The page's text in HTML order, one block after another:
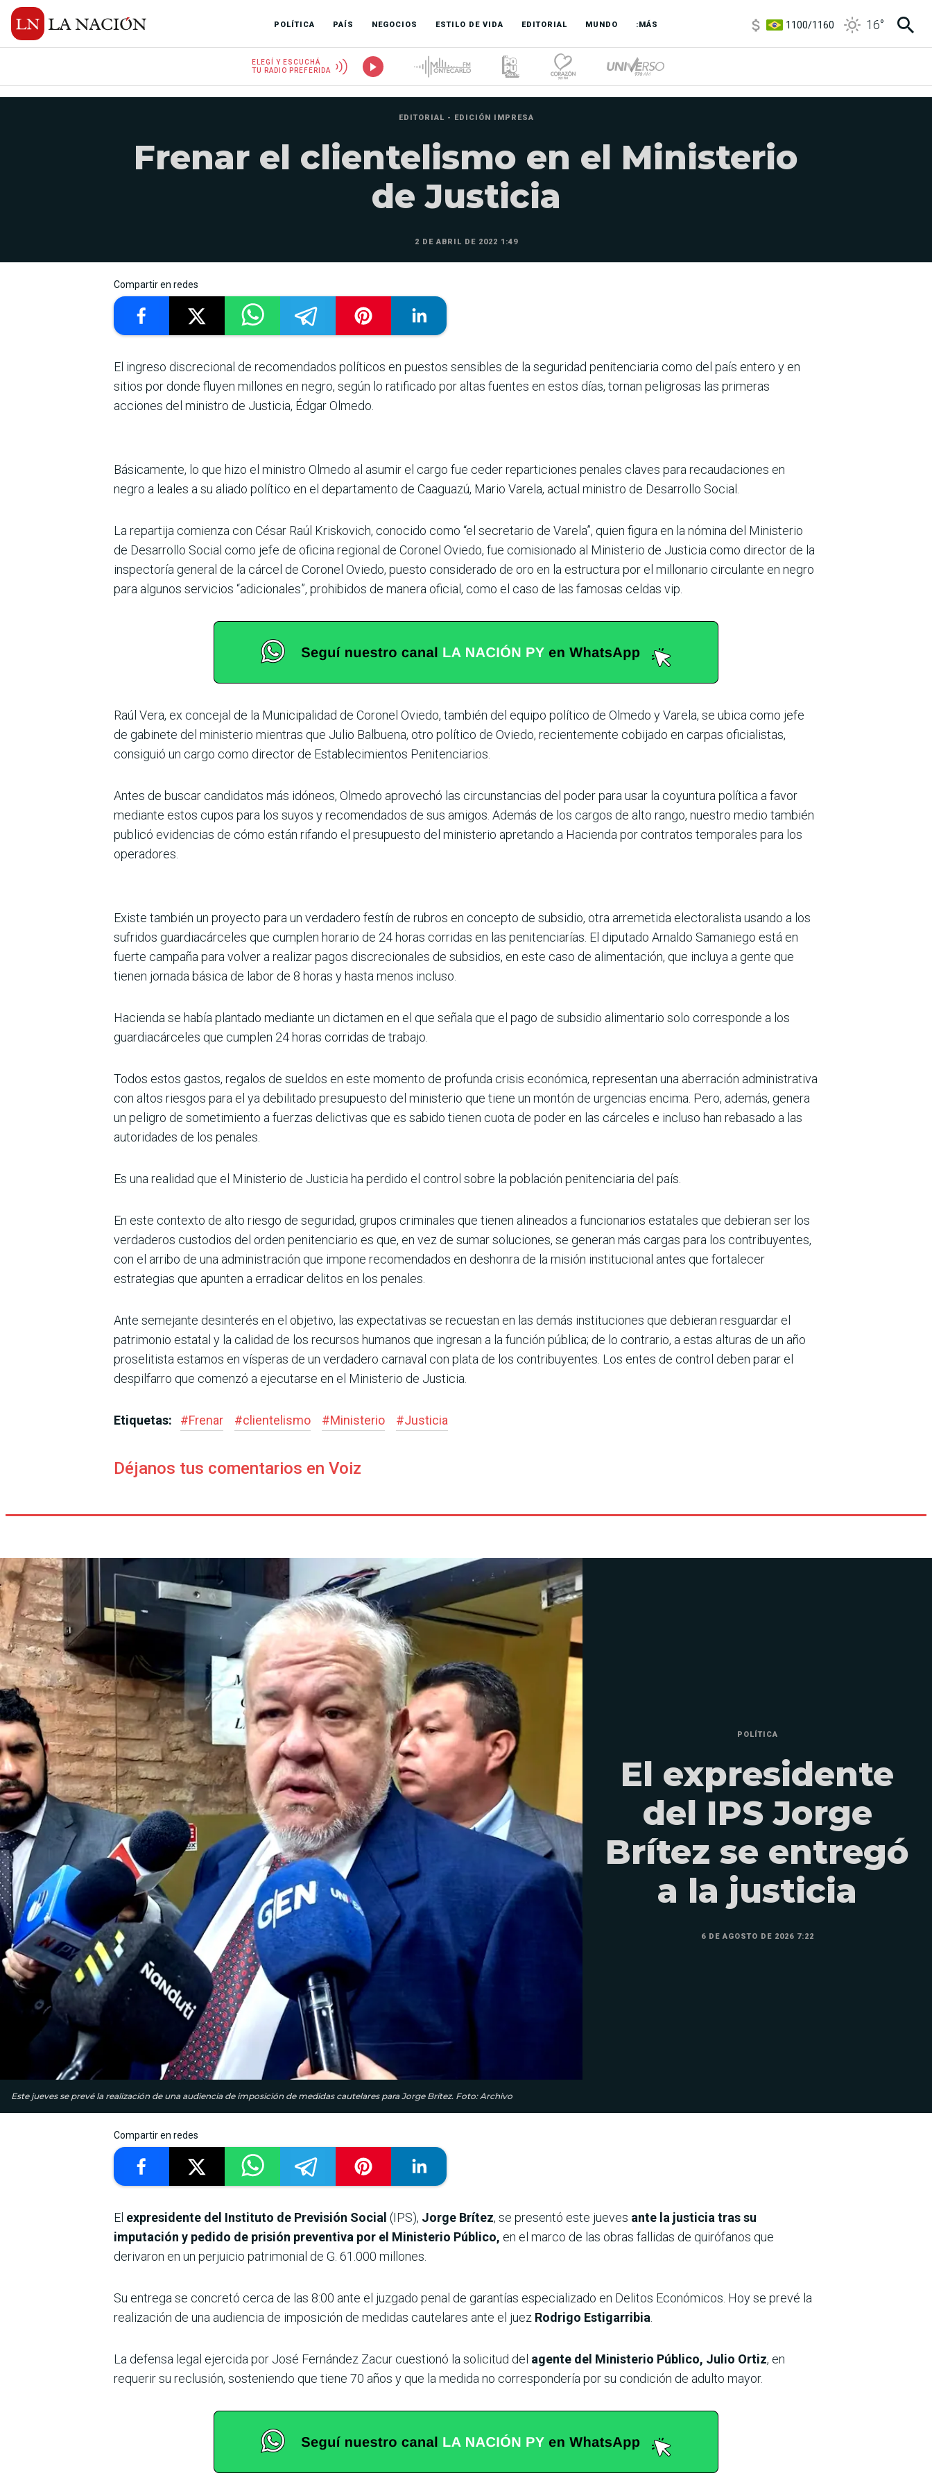
POLÍTICA PAÍS NEGOCIOS ESTILO DE VIDA EDITORIAL MUNDO :MÁS
3,8/4
6850/7200
16°
ELEGÍ Y ESCUCHÁ
TU RADIO PREFERIDA
EDITORIAL - EDICIÓN IMPRESA
Frenar el clientelismo en el Ministerio
de Justicia
2 DE ABRIL DE 2022 1:49
Compartir en redes
El ingreso discrecional de recomendados políticos en puestos sensibles de la segu­ridad penitenciaria como del país entero y en
sitios por donde fluyen millones en negro, según lo ratificado por altas fuentes en estos días, tornan peligrosas las prime­ras
acciones del ministro de Justicia, Édgar Olmedo.
Básicamente, lo que hizo el ministro Olmedo al asumir el cargo fue ceder reparticiones penales claves para recaudaciones en
negro a leales a su aliado político en el departamento de Caaguazú, Mario Varela, actual ministro de Desarrollo Social.
La repartija comienza con César Raúl Kriskovich, conocido como “el secre­tario de Varela”, quien figura en la nómina del Ministerio
de Desarro­llo Social como jefe de oficina regio­nal de Coronel Oviedo, fue comisio­nado al Ministerio de Justicia como director de la
inspectoría general de la cárcel de Coronel Oviedo, puesto considerado de oro en la estructura por el millonario circulante en negro
para algunos servicios “adicionales”, prohibidos de manera oficial, como el caso de las famosas celdas vip.
Raúl Vera, ex concejal de la Municipa­lidad de Coronel Oviedo, también del equipo político de Olmedo y Varela, se ubica como jefe
de gabinete del minis­terio mientras que Julio Balbuena, otro político de Oviedo, reciente­mente cobijado en carpas oficialistas,
consiguió un cargo como director de Establecimientos Penitenciarios.
Antes de buscar candidatos más idó­neos, Olmedo aprovechó las circuns­tancias del poder para usar la coyun­tura política a favor
mediante estos cupos para los suyos y recomendados de sus amigos. Además de los cargos de alto rango, nuestro medio tam­bién
publicó evidencias de cómo están rifando el presupuesto del ministerio apretando a Hacienda por contratos temporales para los
operadores.
Existe también un proyecto para un verdadero festín de rubros en con­cepto de subsidio, otra arremetida electoralista usando a los
sufridos guardiacárceles que cumplen horario de 24 horas corridas en las peniten­ciarías. El diputado Arnaldo Sama­niego está en
fuerte campaña para volver a realizar pagos discrecionales de subsidios, en este caso de alimen­tación, que incluya a gente que
tienen jornada básica de labor de 8 horas y hasta menos incluso.
Hacienda se había plantado mediante un dictamen en el que señala que el pago de subsidio alimentario solo corresponde a los
guardiacárceles que cumplen 24 horas corridas de trabajo.
Todos estos gastos, regalos de sueldos en este momento de profunda crisis económica, representan una aberra­ción administrativa
con altos ries­gos para el ya debilitado presupuesto del ministerio que tiene un montón de urgencias encima. Pero, además, genera
un peligro de sometimiento a fuerzas delictivas que es sabido tie­nen cuota de poder en las cárceles e incluso han rebasado a las
autorida­des de los penales.
Es una realidad que el Ministerio de Justicia ha perdido el control sobre la población penitenciaria del país.
En este contexto de alto riesgo de seguridad, grupos criminales que tie­nen alineados a funcionarios estata­les que debieran ser los
verdaderos custodios del orden penitenciario es que, en vez de sumar soluciones, se generan más cargas para los contri­buyentes,
con el arribo de una admi­nistración que impone recomendados en deshonra de la misión institucio­nal antes que fortalecer
estrategias que apunten a erradicar delitos en los penales.
Ante semejante desinterés en el obje­tivo, las expectativas se recuestan en las demás instituciones que debie­ran resguardar el
patrimonio estatal y la calidad de los recursos humanos que ingresan a la función pública; de lo contrario, a estas alturas de un año
proselitista estamos en vísperas de un verdadero carnaval con plata de los contribuyentes. Los entes de con­trol deben parar el
despilfarro que comenzó a ejecutarse en el Ministerio de Justicia.
Etiquetas: #Frenar #clientelismo #Ministerio #Justicia
Déjanos tus comentarios en Voiz
Este jueves se prevé la realización de una audiencia de imposición de medidas cautelares para Jorge Brítez. Foto: Archivo
POLÍTICA
El expresidente
del IPS Jorge
Brítez se entregó
a la justicia
6 DE AGOSTO DE 2026 7:22
Compartir en redes
El expresidente del Instituto de Previsión Social (IPS), Jorge Brítez, se presentó este jueves ante la justicia tras su
imputación y pedido de prisión preventiva por el Ministerio Público, en el marco de las obras fallidas de quirófanos que
derivaron en un perjuicio patrimonial de G. 61.000 millones.
Su entrega se concretó cerca de las 8:00 ante el juzgado penal de garantías especializado en Delitos Económicos. Hoy se prevé la
realización de una audiencia de imposición de medidas cautelares ante el juez Rodrigo Estigarribia.
La defensa legal ejercida por José Fernández Zacur cuestionó la solicitud del agente del Ministerio Público, Julio Ortiz, en
requerir su reclusión, sosteniendo que tiene 70 años y que la medida no correspondería por su condición de adulto mayor.